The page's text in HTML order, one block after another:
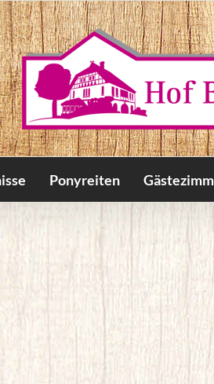
Ponyreiten